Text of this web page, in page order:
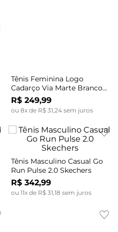
Tênis Feminina Logo
Cadarço Via Marte Branco
Off
R$ 249,99
ou 8x de R$ 31,24sem juros
Tênis Masculino Casual Go
Run Pulse 2.0 Skechers
R$ 342,99
ou 11x de R$ 31 18 sem juros